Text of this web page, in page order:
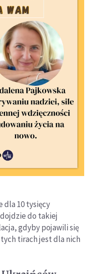
dla 10 tysięcy
do takiej
gdyby pojawili się
tirach jest dla nich